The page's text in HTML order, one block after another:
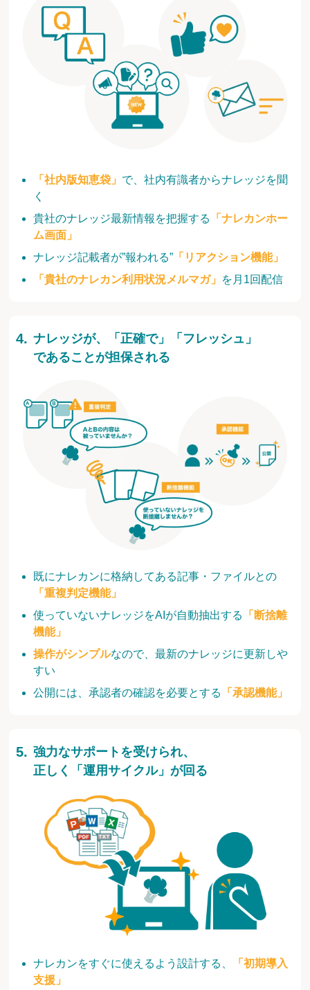
「社内版知恵袋」 で、社内有識者からナレッジを聞
く
貴社のナレッジ最新情報を把握する
「ナレカンホー
ム画面」
ナレッジ記載者が”報われる” 「リアクション機能」
「貴社のナレカン利用状況メルマガ」 を月1回配信
既にナレカンに格納してある記事・ファイルとの
「重複判定機能」
使っていないナレッジをAIが自動抽出する
「断捨離
機能」
操作がシンプルなので、最新のナレッジに更新しや
すい
公開には、承認者の確認を必要とする
「承認機能」
ナレッジが、「正確で」「フレッシュ」
であることが担保される
ナレカンをすぐに使えるよう設計する、
「初期導入
支援」
強力なサポートを受けられ、
正しく「運用サイクル」が回る